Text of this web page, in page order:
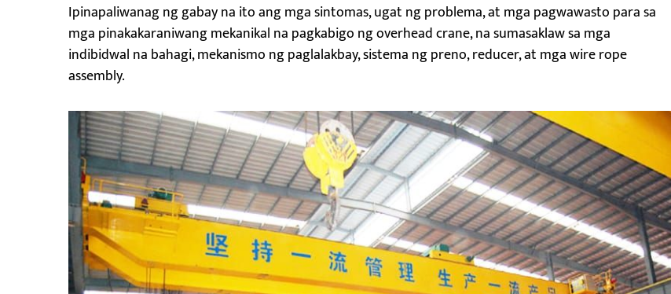
Ipinapaliwanag ng gabay na ito ang mga sintomas, ugat ng problema, at mga pagwawasto para sa
mga pinakakaraniwang mekanikal na pagkabigo ng overhead crane, na sumasaklaw sa mga
indibidwal na bahagi, mekanismo ng paglalakbay, sistema ng preno, reducer, at mga wire rope
assembly.